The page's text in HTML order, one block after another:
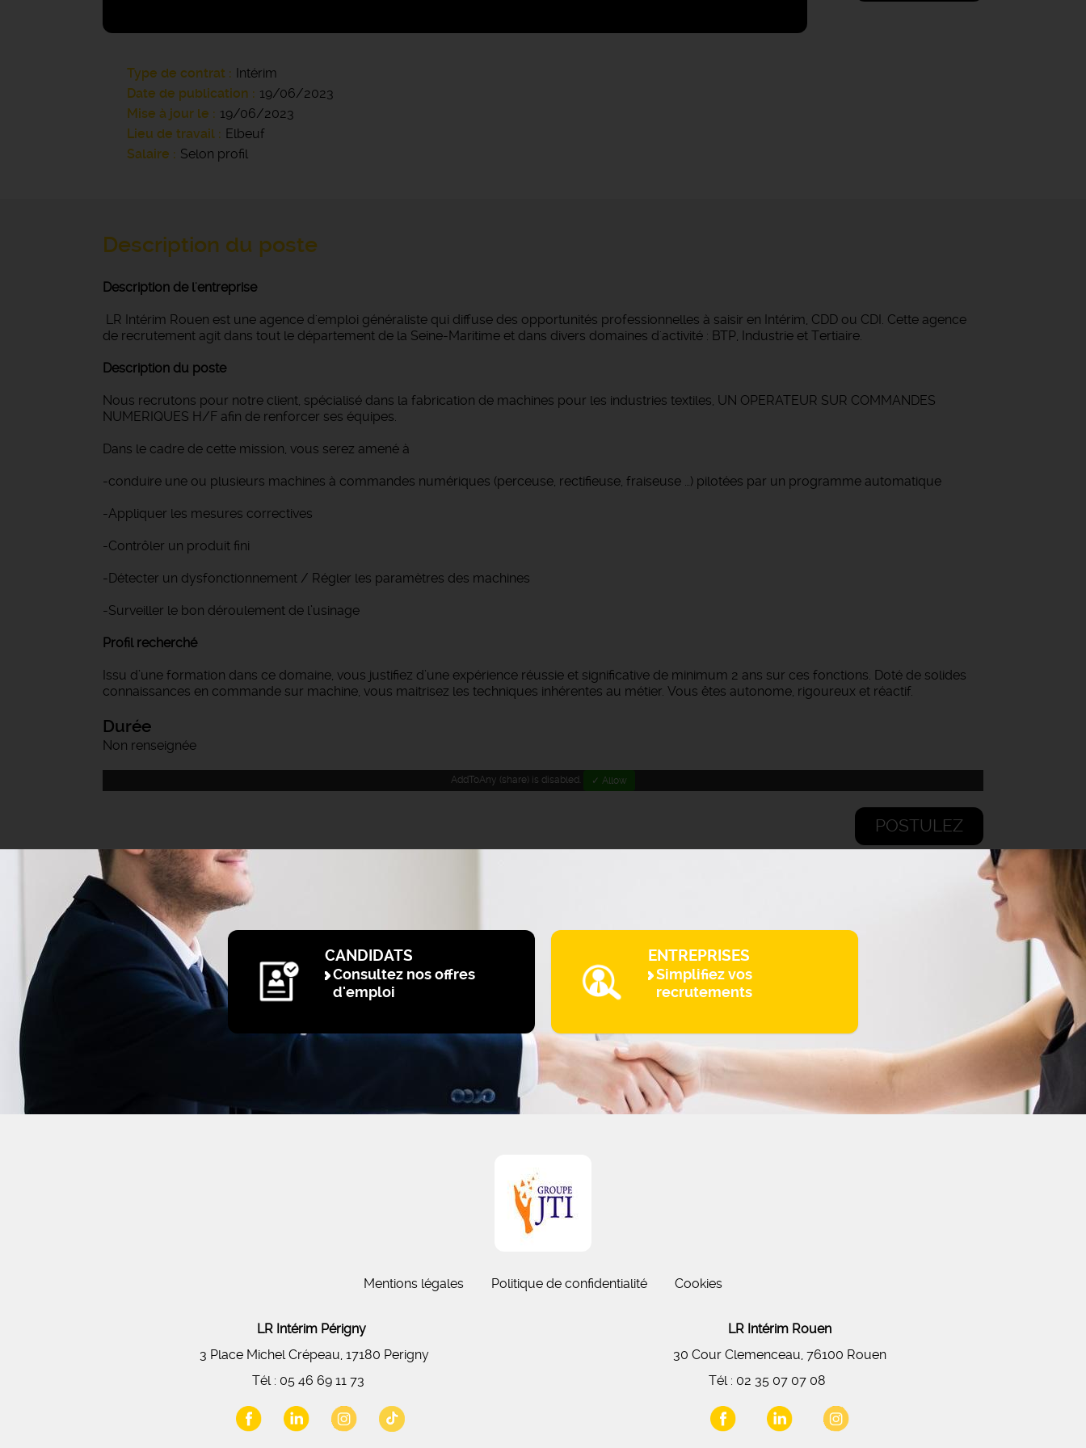
Type de contrat
Intérim
Date de publication
19/06/2023
Mise à jour le
19/06/2023
Lieu de travail
Elbeuf
Salaire
Selon profil
Description du poste
Description de l'entreprise
LR Intérim Rouen est une agence d'emploi généraliste qui diffuse des opportunités professionnelles à saisir en Intérim, CDD ou CDI. Cette agence
de recrutement agit dans tout le département de la Seine-Maritime et dans divers domaines d'activité : BTP, Industrie et Tertiaire.
Description du poste
Nous recrutons pour notre client, spécialisé dans la fabrication de machines pour les industries textiles, UN OPERATEUR SUR COMMANDES
NUMERIQUES H/F afin de renforcer ses équipes.
Dans le cadre de cette mission, vous serez amené à
-conduire une ou plusieurs machines à commandes numériques (perceuse, rectifieuse, fraiseuse …) pilotées par un programme automatique
-Appliquer les mesures correctives
-Contrôler un produit fini
-Détecter un dysfonctionnement / Régler les paramètres des machines
-Surveiller le bon déroulement de l’usinage
Profil recherché
Issu d’une formation dans ce domaine, vous justifiez d’une expérience réussie et significative de minimum 2 ans sur ces fonctions. Doté de solides
connaissances en commande sur machine, vous maitrisez les techniques inhérentes au métier. Vous êtes autonome, rigoureux et réactif.
Durée
Non renseignée
AddToAny (share) is disabled. ✓ Allow
POSTULEZ
CANDIDATS
Consultez nos offres
d'emploi
ENTREPRISES
Simplifiez vos
recrutements
Mentions légales Politique de confidentialité Cookies
LR Intérim Périgny
3 Place Michel Crépeau, 17180 Perigny
Tél : 05 46 69 11 73
LR Intérim Rouen
30 Cour Clemenceau, 76100 Rouen
Tél : 02 35 07 07 08